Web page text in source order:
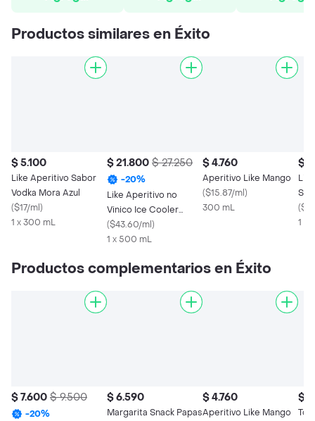
Productos similares en Éxito
$ 5.100
Like Aperitivo Sabor
Vodka Mora Azul
($17/ml)
1 x 300 mL
$ 21.800 $ 27.250
-20%
Like Aperitivo no
Vinico Ice Cooler
Citrus Ice Cooler
($43.60/ml)
1 x 500 mL
$ 4.760
Aperitivo Like Mango
($15.87/ml)
300 mL
$
Lit
(
1 X
Productos complementarios en Éxito
$ 7.600 $ 9.500
-20%
$ 6.590
Margarita Snack Papas
$ 4.760
Aperitivo Like Mango
$